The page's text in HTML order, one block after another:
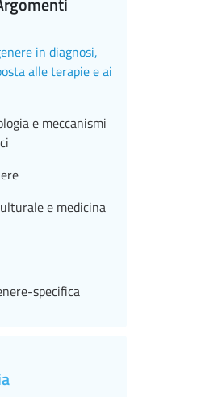
in diagnosi,
alle terapie e ai
e meccanismi
e medicina
specifica